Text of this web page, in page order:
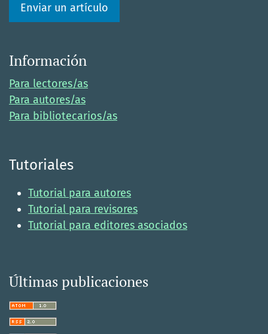
Enviar un artículo
Información
Para lectores/as
Para autores/as
Para bibliotecarios/as
Tutoriales
Tutorial para autores
Tutorial para revisores
Tutorial para editores asociados
Últimas publicaciones